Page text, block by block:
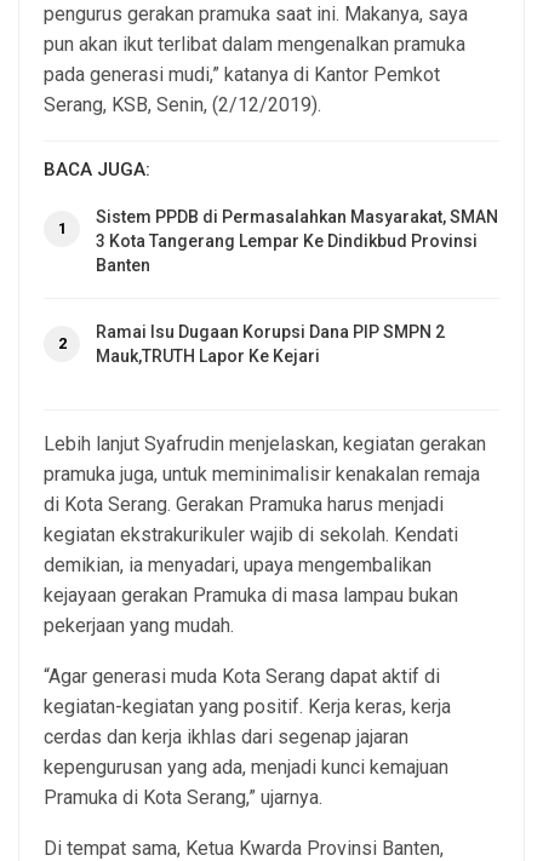
pengurus gerakan pramuka saat ini. Makanya, saya
pun akan ikut terlibat dalam mengenalkan pramuka
pada generasi mudi,” katanya di Kantor Pemkot
Serang, KSB, Senin, (2/12/2019).
BACA JUGA:
1
Sistem PPDB di Permasalahkan Masyarakat, SMAN
3 Kota Tangerang Lempar Ke Dindikbud Provinsi
Banten
2
Ramai Isu Dugaan Korupsi Dana PIP SMPN 2
Mauk,TRUTH Lapor Ke Kejari
Lebih lanjut Syafrudin menjelaskan, kegiatan gerakan
pramuka juga, untuk meminimalisir kenakalan remaja
di Kota Serang. Gerakan Pramuka harus menjadi
kegiatan ekstrakurikuler wajib di sekolah. Kendati
demikian, ia menyadari, upaya mengembalikan
kejayaan gerakan Pramuka di masa lampau bukan
pekerjaan yang mudah.
“Agar generasi muda Kota Serang dapat aktif di
kegiatan-kegiatan yang positif. Kerja keras, kerja
cerdas dan kerja ikhlas dari segenap jajaran
kepengurusan yang ada, menjadi kunci kemajuan
Pramuka di Kota Serang,” ujarnya.
Di tempat sama, Ketua Kwarda Provinsi Banten,